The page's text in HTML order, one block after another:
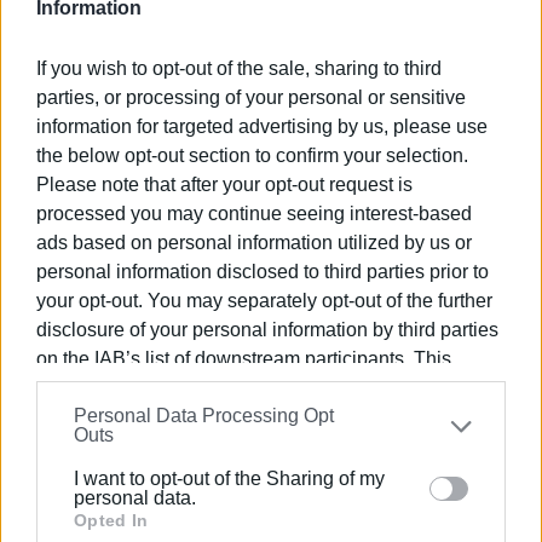
Information
If you wish to opt-out of the sale, sharing to third
parties, or processing of your personal or sensitive
information for targeted advertising by us, please use
the below opt-out section to confirm your selection.
Please note that after your opt-out request is
processed you may continue seeing interest-based
ads based on personal information utilized by us or
personal information disclosed to third parties prior to
your opt-out. You may separately opt-out of the further
disclosure of your personal information by third parties
on the IAB’s list of downstream participants. This
information may also be disclosed by us to third parties
on theIAB’s List of Downstream Participants
that may
further disclose it to other third parties.
Please note that this website/app uses one or more
Google services and may gather and store information
Personal Data Processing Opt
Outs
I want to opt-out of the Sharing of my
personal data.
Opted In
ως ζωντανού πολιτιστικού οργανισμού, που ενθαρρύνει
του κοινού με την τέχνη και την ιστορία.
Πληροφορίες – Επικοινωνία
Διάρκεια δράσης: 13–17 Μαΐου 2026
13–15 Μαΐου: Ειδικά διαμορφωμένα προγράμματα για
σχολικές ομάδες, με συμμετοχή κατόπιν ραντεβού
16–17 Μαΐου: Η δράση είναι ανοιχτή στο ευρύ
κοινό Μουσείο Χαρτονομισμάτων Ιονικής Τραπέζης
E-mail:banknotemuseum@alpha.gr
www.alphapolitismos.gr
Εμφανίσεις: 577